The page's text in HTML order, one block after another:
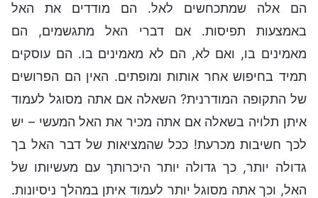
הם אלה שמתכחשים לאל. הם מודדים את האל
באמצעות תפיסות. אם דברי האל מתגשמים, הם
מאמינים בו, ואם לא, הם לא מאמינים בו. הם עוסקים
תמיד בחיפוש אחר אותות ומופתים. האין הם הפרושים
של התקופה המודרנית? השאלה אם אתה מסוגל לעמוד
איתן תלויה בשאלה אם אתה מכיר את האל המעשי – יש
לכך חשיבות מכרעת! ככל שהמציאות של דבר האל בך
גדולה יותר, כך גדולה יותר היכרותך עם מעשיותו של
האל, וכך אתה מסוגל יותר לעמוד איתן במהלך ניסיונות.